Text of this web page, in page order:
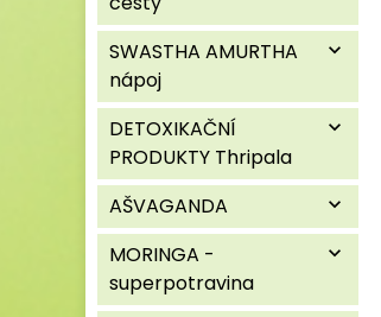
SWASTHA AMURTHA
nápoj
expand_more
DETOXIKAČNÍ
PRODUKTY Thripala
expand_more
AŠVAGANDA expand_more
MORINGA -
superpotravina
expand_more